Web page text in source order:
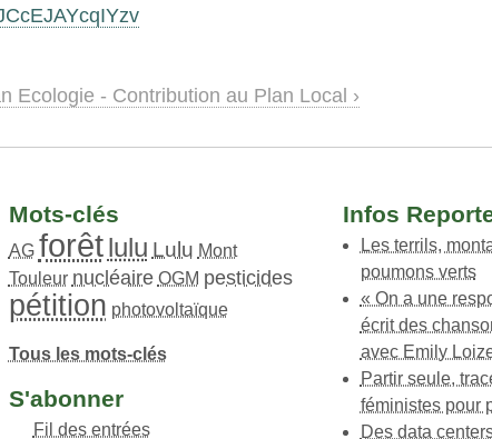
Ecologie - Contribution au Plan Local ›
Mots-clés
AG forêtlulu Lulu Mont
Touleur nucléaire OGM pesticides
pétition photovoltaïque
Tous les mots-clés
S'abonner
Fil des entrées
Infos
Les terrils,
poumons verts
« On a une
écrit des
avec Emily
Partir seule,
féministes pour
Des data